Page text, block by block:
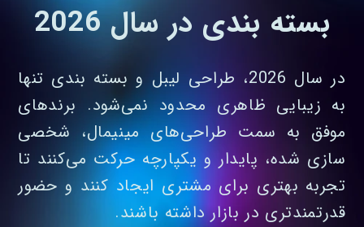
بسته بندی در سال 2026
در سال 2026، طراحی لیبل و بسته‌ بندی تنها
به زیبایی ظاهری محدود نمی‌شود. برندهای
موفق به سمت طراحی‌های مینیمال، شخصی‌
سازی‌ شده، پایدار و یکپارچه حرکت می‌کنند تا
تجربه بهتری برای مشتری ایجاد کنند و حضور
قدرتمندتری در بازار داشته باشند.